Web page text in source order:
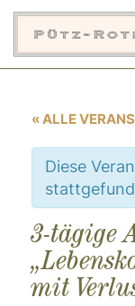
Zum
Inhalt
springen
« ALLE
Diese
3-tägige
mit